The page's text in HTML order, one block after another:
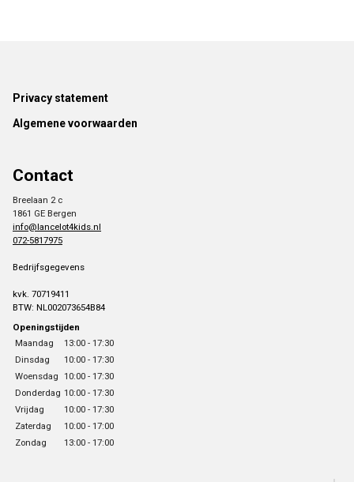
Footer
Privacy statement
Algemene voorwaarden
Contact
Breelaan 2 c
1861 GE Bergen
info@lancelot4kids.nl
072-5817975
Bedrijfsgegevens
kvk. 70719411
BTW: NL002073654B84
Openingstijden
Maandag
13:00 - 17:30
Dinsdag
10:00 - 17:30
Woensdag 10:00 - 17:30
Donderdag 10:00 - 17:30
Vrijdag
10:00 - 17:30
Zaterdag
10:00 - 17:00
Zondag
13:00 - 17:00